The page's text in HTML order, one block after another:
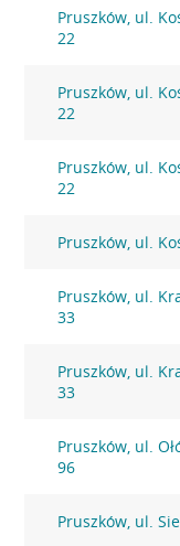
Pruszków, ul.
22
Pruszków, ul.
22
Pruszków, ul.
22
Pruszków, ul.
Pruszków, ul.
33
Pruszków, ul.
33
Pruszków, ul.
96
Pruszków, ul.